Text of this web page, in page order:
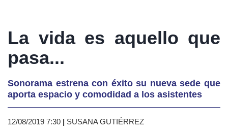
La vida es aquello que
pasa...
Sonorama estrena con éxito su nueva sede que
aporta espacio y comodidad a los asistentes
12/08/2019 7:30 | SUSANA GUTIÉRREZ